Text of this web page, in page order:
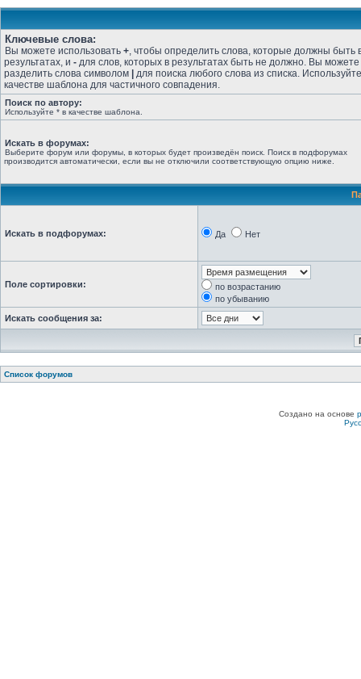
Ключевые слова:
Вы можете использовать +, чтобы определить слова, которые должны быть
результатах, и - для слов, которых в результатах быть не должно. Вы можете
разделить слова символом
для поиска любого слова из списка.
качестве шаблона для частичного совпадения.
Поиск по автору:
Используйте * в качестве шаблона.
Искать в форумах:
Выберите форум или форумы, в которых будет произведён поиск. Поиск в подфорумах
производится автоматически, если вы не отключили соответствующую опцию ниже.
Искать в подфорумах: Да Нет
Поле сортировки:
по возрастанию
по убыванию
Искать сообщения за:
Список форумов
Создано на основе